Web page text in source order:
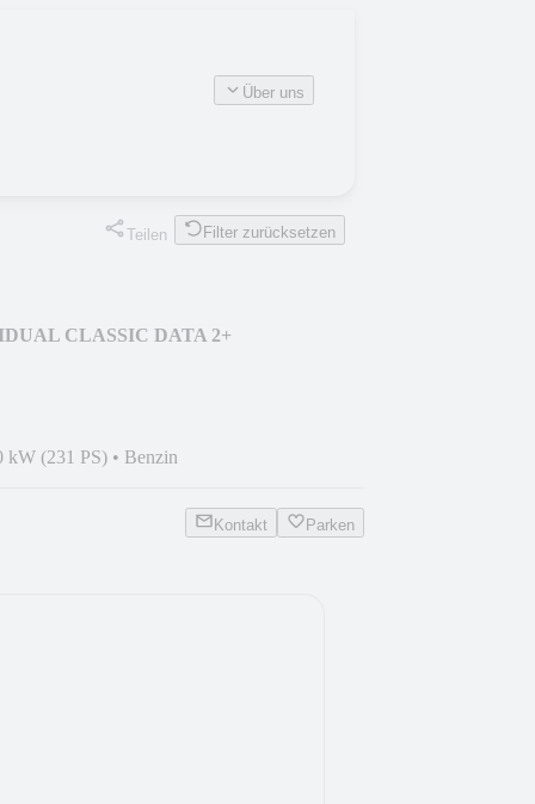
Über uns
Teilen Filter zurücksetzen
CLASSIC DATA 2+
kW (231 PS) • Benzin
Kontakt Parken